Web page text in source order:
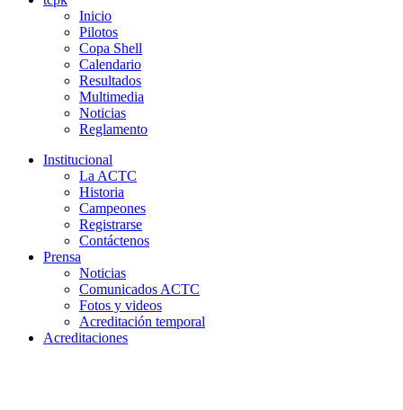
Inicio
Pilotos
Copa Shell
Calendario
Resultados
Multimedia
Noticias
Reglamento
Institucional
La ACTC
Historia
Campeones
Registrarse
Contáctenos
Prensa
Noticias
Comunicados ACTC
Fotos y videos
Acreditación temporal
Acreditaciones